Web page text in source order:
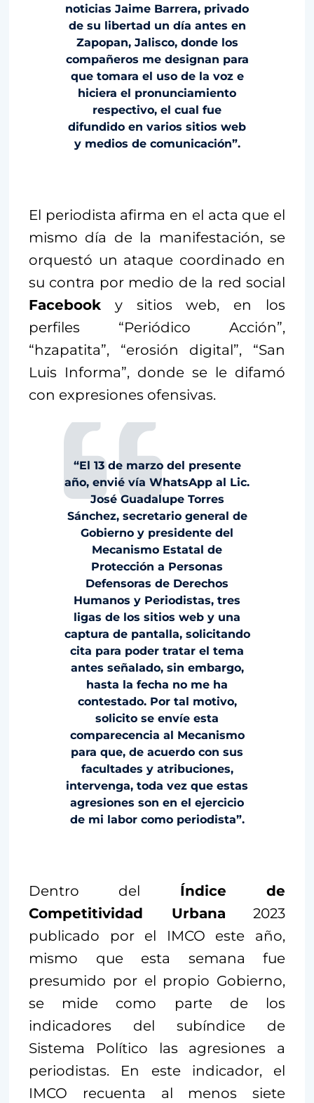
noticias Jaime Barrera, privado
de su libertad un día antes en
Zapopan, Jalisco, donde los
compañeros me designan para
que tomara el uso de la voz e
hiciera el pronunciamiento
respectivo, el cual fue
difundido en varios sitios web
y medios de comunicación”.
El periodista afirma en el acta que el
mismo día de la manifestación, se
orquestó un ataque coordinado en
su contra por medio de la red social
Facebook y sitios web, en los
perfiles “Periódico Acción”,
“hzapatita”, “erosión digital”, “San
Luis Informa”, donde se le difamó
con expresiones ofensivas.
“El 13 de marzo del presente
año, envié vía WhatsApp al Lic.
José Guadalupe Torres
Sánchez, secretario general de
Gobierno y presidente del
Mecanismo Estatal de
Protección a Personas
Defensoras de Derechos
Humanos y Periodistas, tres
ligas de los sitios web y una
captura de pantalla, solicitando
cita para poder tratar el tema
antes señalado, sin embargo,
hasta la fecha no me ha
contestado. Por tal motivo,
solicito se envíe esta
comparecencia al Mecanismo
para que, de acuerdo con sus
facultades y atribuciones,
intervenga, toda vez que estas
agresiones son en el ejercicio
de mi labor como periodista”.
Dentro del Índice de
Competitividad Urbana 2023
publicado por el IMCO este año,
mismo que esta semana fue
presumido por el propio Gobierno,
se mide como parte de los
indicadores del subíndice de
Sistema Político las agresiones a
periodistas. En este indicador, el
IMCO recuenta al menos siete